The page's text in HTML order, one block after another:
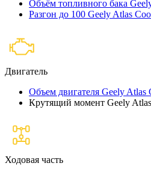
Объём топливного бака
Разгон до 100 Geely Atlas
Двигатель
Объем двигателя Geely Atlas
Крутящий момент Geely
Ходовая часть